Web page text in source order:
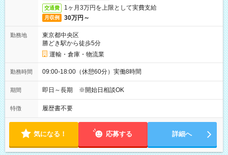
交通費 1ヶ月3万円を上限として実費支給
月収例 30万円～
勤務地
東京都中央区
勝どき駅から徒歩5分
運輸・倉庫・物流業
勤務時間 09:00-18:00（休憩60分）実働8時間
期間 即日～長期 ※開始日相談OK
特徴 履歴書不要
気になる！ 応募する 詳細へ